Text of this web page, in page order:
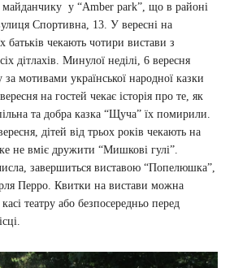
майданчику у “Amber park”, що в районі
Спортивна, 13. У вересні на
батьків чекають чотири вистави з
дітлахів. Минулої неділі, 6 вересня
за мотивами української народної казки
на гостей чекає історія про те, як
та добра казка “Щуча” їх помирили.
дітей від трьох років чекають на
не вміє дружити “Мишкові гулі”.
завершиться виставою “Попелюшка”,
Перро. Квитки на вистави можна
театру або безпосередньо перед